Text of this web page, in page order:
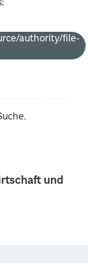
und
authority/file-